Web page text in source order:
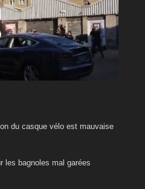
du casque vélo est mauvaise
les bagnoles mal garées